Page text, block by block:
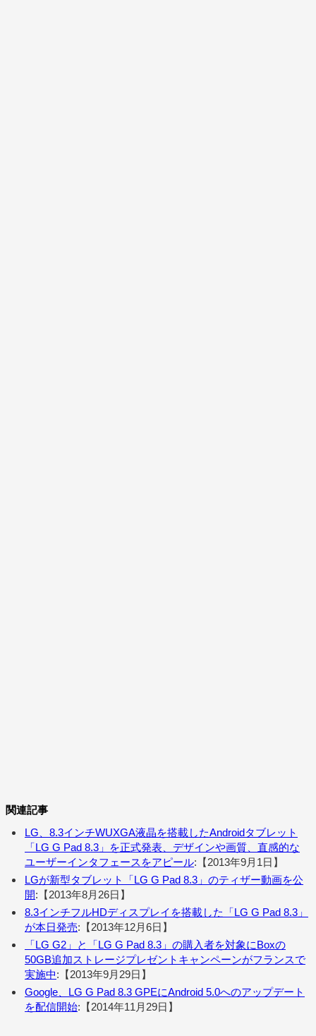
関連記事
LG、8.3インチWUXGA液晶を搭載したAndroidタブレット
「LG G Pad 8.3」を正式発表、デザインや画質、直感的な
ユーザーインタフェースをアピール:【2013年9月1日】
LGが新型タブレット「LG G Pad 8.3」のティザー動画を公
開:【2013年8月26日】
8.3インチフルHDディスプレイを搭載した「LG G Pad 8.3」
が本日発売:【2013年12月6日】
「LG G2」と「LG G Pad 8.3」の購入者を対象にBoxの
50GB追加ストレージプレゼントキャンペーンがフランスで
実施中:【2013年9月29日】
Google、LG G Pad 8.3 GPEにAndroid 5.0へのアップデート
を配信開始:【2014年11月29日】